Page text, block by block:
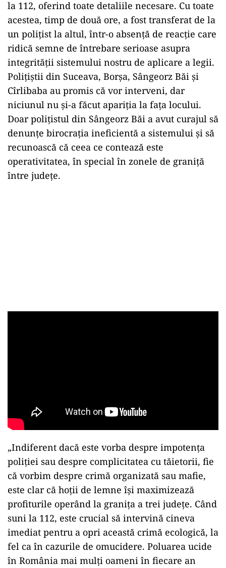
la 112, oferind toate detaliile necesare. Cu toate
acestea, timp de două ore, a fost transferat de la
un polițist la altul, într-o absență de reacție care
ridică semne de întrebare serioase asupra
integrității sistemului nostru de aplicare a legii.
Polițiștii din Suceava, Borșa, Sângeorz Băi și
Cîrlibaba au promis că vor interveni, dar
niciunul nu și-a făcut apariția la fața locului.
Doar polițistul din Sângeorz Băi a avut curajul să
denunțe birocrația ineficientă a sistemului și să
recunoască că ceea ce contează este
operativitatea, în special în zonele de graniță
între județe.
„Indiferent dacă este vorba despre impotența
poliției sau despre complicitatea cu tăietorii, fie
că vorbim despre crimă organizată sau mafie,
este clar că hoții de lemne își maximizează
profiturile operând la granița a trei județe. Când
suni la 112, este crucial să intervină cineva
imediat pentru a opri această crimă ecologică, la
fel ca în cazurile de omucidere. Poluarea ucide
în România mai mulți oameni în fiecare an